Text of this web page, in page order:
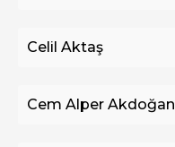
Celil Aktaş
Cem Alper Akdoğan